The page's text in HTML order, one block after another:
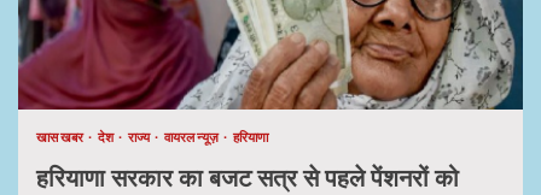
खास खबर देश राज्य वायरल न्यूज़ हरियाणा
हरियाणा सरकार का बजट सत्र से पहले पेंशनरों को